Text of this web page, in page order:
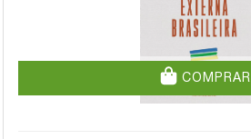
COMPRAR